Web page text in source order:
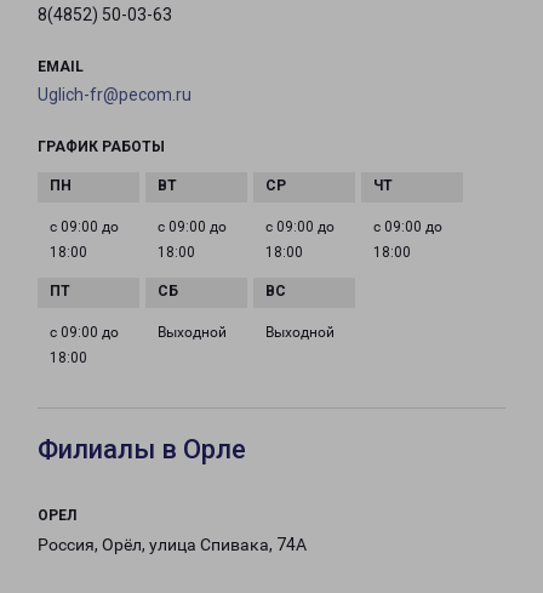
8(4852) 50-03-63
EMAIL
Uglich-fr@pecom.ru
ГРАФИК РАБОТЫ
с 09:00 до
18:00
с 09:00 до
18:00
с 09:00 до
18:00
с 09:00 до
18:00
с 09:00 до
18:00
Выходной Выходной
Филиалы в Орле
ОРЕЛ
Россия, Орёл, улица Спивака, 74А